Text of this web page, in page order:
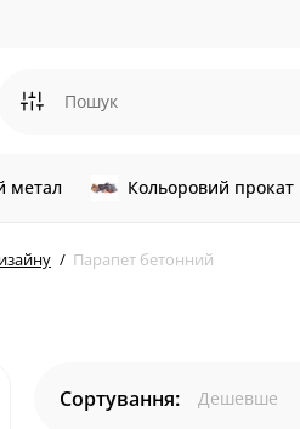
метал Кольоровий прокат
Парапет бетонний
Сортування: Дешевше